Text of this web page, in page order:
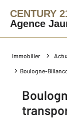
CENTURY
Agence
Immobilier
Boulogne-